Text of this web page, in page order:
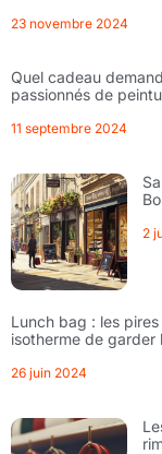
23 novembre 2024
Quel cadeau
passionnés de
11 septembre 2024
2
Lunch bag : les
isotherme de garder
26 juin 2024